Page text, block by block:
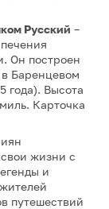
Русский –
Он построен
Баренцевом
года). Высота
Карточка
жизни с
и
жителей
путешествий